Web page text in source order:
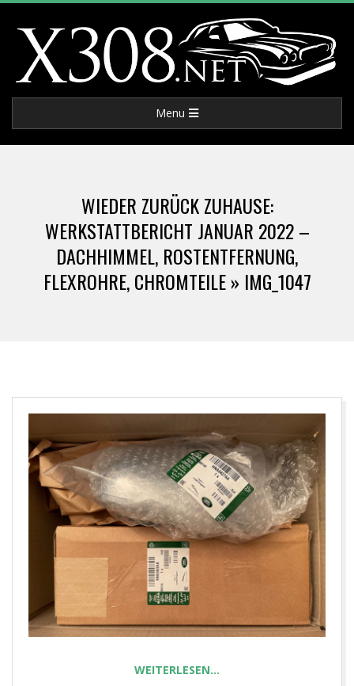
content
X
3
T
Navigation
Menu
WIEDER ZURÜCK ZUHAUSE:
WERKSTATTBERICHT JANUAR 2022 –
DACHHIMMEL, ROSTENTFERNUNG,
FLEXROHRE, CHROMTEILE » IMG_1047
WEITERLESEN…